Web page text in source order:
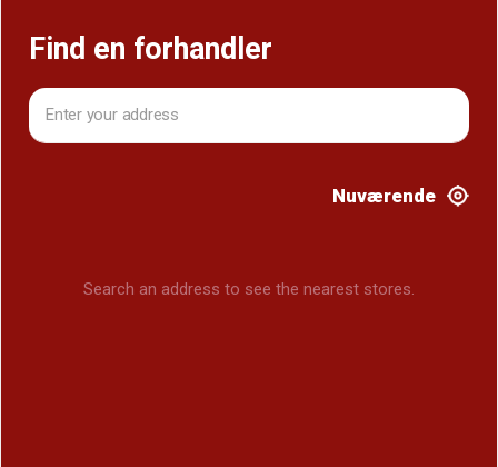
Find en forhandler
Nuværende
Search an address to see the nearest stores.